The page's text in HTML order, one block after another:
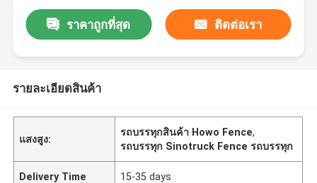
ราคาถูกที่สุด ติดต่อเรา
รายละเอียดสินค้า
แสงสูง:
รถบรรทุกสินค้า Howo Fence,
รถบรรทุก Sinotruck Fence รถบรรทุก
Delivery Time 15-35 days